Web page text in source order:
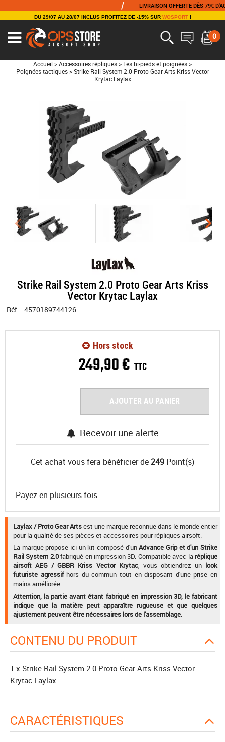
LIVRAISON OFFERTE DÈS 79€
DU 29/07 AU 28/07 INCLUS PROFITEZ DE -15% SUR WOSPORT!
0
Accueil > Accessoires répliques > Les bi-pieds et poignées >
Poignées tactiques > Strike Rail System 2.0 Proto Gear Arts Kriss Vector
Krytac Laylax
Strike Rail System 2.0 Proto Gear Arts Kriss
Vector Krytac Laylax
Réf. : 4570189744126
249,90€ TTC
Hors stock
AJOUTER AU PANIER
Recevoir une alerte
Cet achat vous fera bénéficier de 249 Point(s)
Payez en plusieurs fois
Laylax / Proto Gear Artsest une marque reconnue dans le monde entier
pour la qualité de ses pièces et accessoires pour répliques airsoft.
La marque propose ici un kit composé d'unAdvance Grip et d'un Strike
Rail System 2.0fabriqué en impression 3D. Compatible avec la réplique
airsoft AEG / GBBR Kriss Vector Krytac, vous obtiendrez un look
futuriste agressifhors du commun tout en disposant d'une prise en
mains améliorée.
Attention, la partie avant étant fabriqué en impression 3D, le fabricant
indique que la matière peut apparaître rugueuse et que quelques
ajustement peuvent être nécessaires lors de l'assemblage.
CONTENU DU PRODUIT
1 x Strike Rail System 2.0 Proto Gear Arts Kriss Vector
Krytac Laylax
CARACTÉRISTIQUES